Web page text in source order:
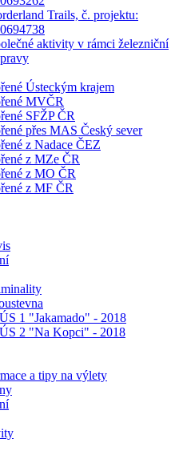
Trails, č. projektu:
aktivity v rámci železniční
Ústeckým krajem
MVČR
SFŽP ČR
přes MAS Český sever
z Nadace ČEZ
z MZe ČR
z MO ČR
z MF ČR
1 "Jakamado" - 2018
2 "Na Kopci" - 2018
a tipy na výlety